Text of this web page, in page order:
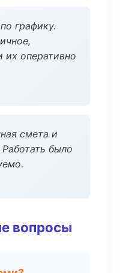
графику.
оперативно
смета и
было
вопросы